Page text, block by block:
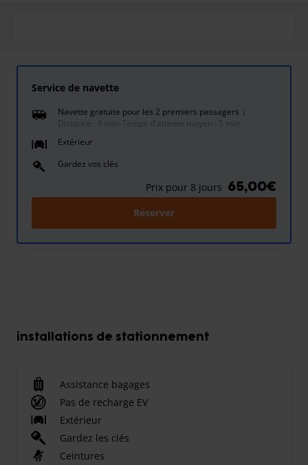
Service de navette
Navette gratuite pour les 2 premiers passagers
Distance : 8 min
Temps d'attente moyen : 5 min
Extérieur
Gardez vos clés
Prix pour 8 jours 65,00€
Réserver
installations de stationnement
Assistance bagages
Pas de recharge EV
Extérieur
Gardez les clés
Ceintures